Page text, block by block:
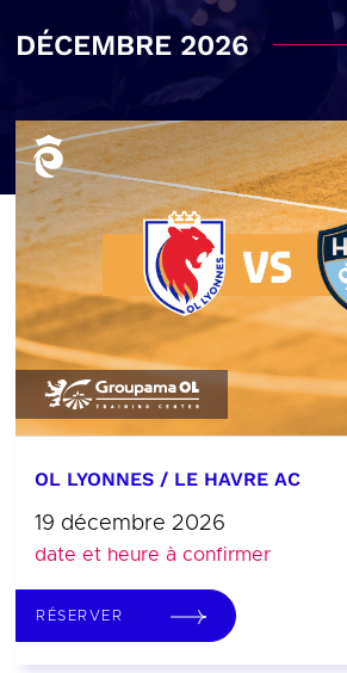
DÉCEMBRE 2026
OL LYONNES / LE HAVRE AC
19 décembre 2026
date et heure à confirmer
RÉSERVER